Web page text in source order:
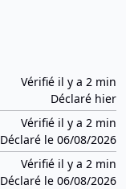
Vérifié il y a 2 min
Déclaré hier
Vérifié il y a 2 min
Déclaré le 06/08/2026
Vérifié il y a 2 min
Déclaré le 06/08/2026